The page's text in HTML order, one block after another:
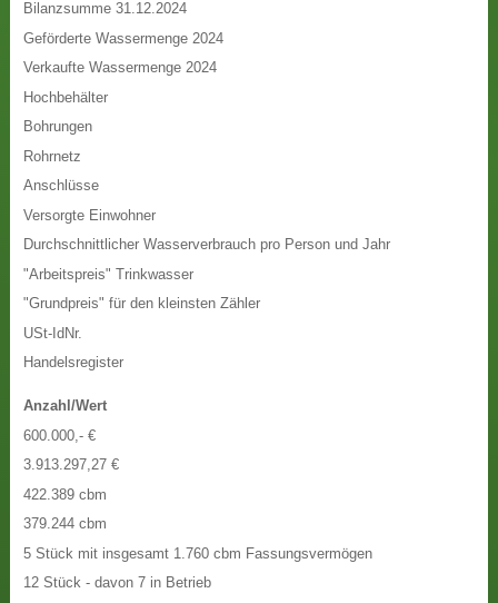
Bilanzsumme 31.12.2024
Geförderte Wassermenge 2024
Verkaufte Wassermenge 2024
Hochbehälter
Bohrungen
Rohrnetz
Anschlüsse
Versorgte Einwohner
Durchschnittlicher Wasserverbrauch pro Person und Jahr
"Arbeitspreis" Trinkwasser
"Grundpreis" für den kleinsten Zähler
USt-IdNr.
Handelsregister
Anzahl/Wert
600.000,- €
3.913.297,27 €
422.389 cbm
379.244 cbm
5 Stück mit insgesamt 1.760 cbm Fassungsvermögen
12 Stück - davon 7 in Betrieb